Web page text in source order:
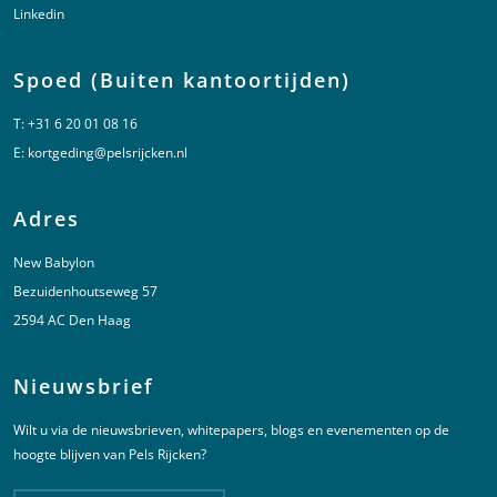
Linkedin
Spoed (Buiten kantoortijden)
T:+31 6 20 01 08 16
E: kortgeding@pelsrijcken.nl
Adres
New Babylon
Bezuidenhoutseweg 57
2594 AC Den Haag
Nieuwsbrief
Wilt u via de nieuwsbrieven, whitepapers, blogs en evenementen op de
hoogte blijven van Pels Rijcken?